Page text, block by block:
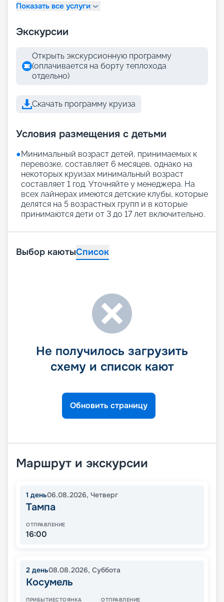
Показать все услуги
Экскурсии
Открыть экскурсионную программу
(оплачивается на борту теплохода
отдельно)
Скачать программу круиза
Условия размещения с детьми
●Минимальный возраст детей, принимаемых к
перевозке, составляет 6 месяцев, однако на
некоторых круизах минимальный возраст
составляет 1 год. Уточняйте у менеджера. На
всех лайнерах имеются детские клубы, которые
делятся на 5 возрастных групп и в которые
принимаются дети от 3 до 17 лет включительно.
Выбор каютыСписок
Не получилось загрузить
схему и список кают
Обновить страницу
Маршрут и экскурсии
1 день06.08.2026, Четверг
Тампа
ОТПРАВЛЕНИЕ
16:00
2 день08.08.2026, Суббота
Косумель
ПРИБЫТИЕСТОЯНКА ОТПРАВЛЕНИЕ